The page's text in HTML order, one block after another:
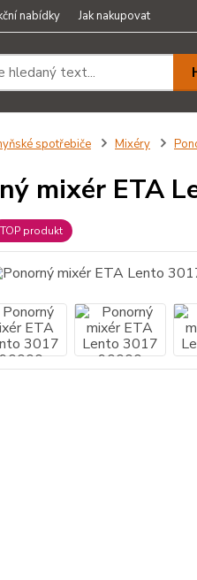
nabídky Jak nakupovat
spotřebiče Mixéry
mixér ETA
TOP produkt